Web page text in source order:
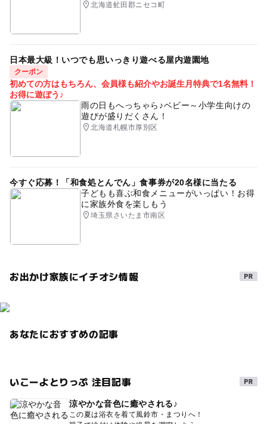
北海道虻田郡ニセコ町
日本最大級！いつでも思いっきり遊べる屋内遊園地
クーポン
初めての方はもちろん、会員様も紹介やお誕生月特典で1名無料！
お得に遊ぼう♪
雨の日もへっちゃら♪ベビー～小学生向けの
遊びが盛りだくさん！
北海道札幌市厚別区
今すぐ応募！「和食処とんでん」食事券が20名様に当たる
子どもも喜ぶ和食メニューがいっぱい！お得
に家族外食を楽しもう
埼玉県さいたま市南区
お出かけ家族にイチオシ情報
あなたにおすすめの記事
いこーよとりっぷ 注目記事
涼やかな音色に癒やされる♪
この夏は浴衣を着て風鈴市・まつりへ！